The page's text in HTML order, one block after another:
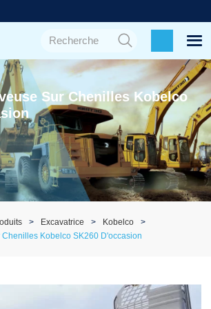
Sur Chenilles Kobelco
Excavatrice
Kobelco
Kobelco SK260 D'occasion